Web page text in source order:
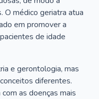
O médico geriatra atua
em promover a
de idade
e gerontologia, mas
diferentes.
as doenças mais